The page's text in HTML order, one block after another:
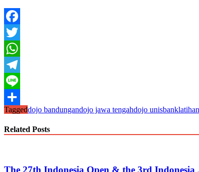
Facebook
Twitter
WhatsApp
Telegram
Line
Share
Taggeddojo bandungandojo jawa tengahdojo unisbank
Related Posts
The 27th Indonesia Open & the 3rd